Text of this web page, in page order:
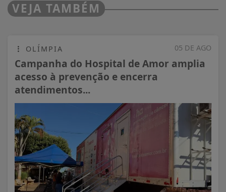
VEJA TAMBÉM
05 DE AGO
OLÍMPIA
Campanha do Hospital de Amor amplia
acesso à prevenção e encerra
atendimentos...